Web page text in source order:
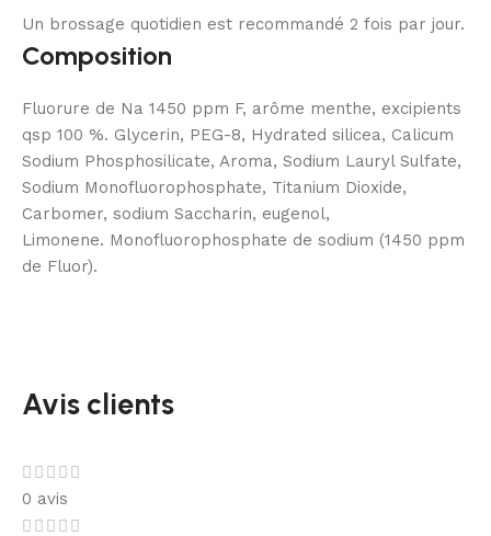
Un brossage quotidien est recommandé 2 fois par jour.
Composition
Fluorure de Na 1450 ppm F, arôme menthe, excipients
qsp 100 %. Glycerin, PEG-8, Hydrated silicea, Calicum
Sodium Phosphosilicate, Aroma, Sodium Lauryl Sulfate,
Sodium Monofluorophosphate, Titanium Dioxide,
Carbomer, sodium Saccharin, eugenol,
Limonene. Monofluorophosphate de sodium (1450 ppm
de Fluor).
Avis clients
0 avis